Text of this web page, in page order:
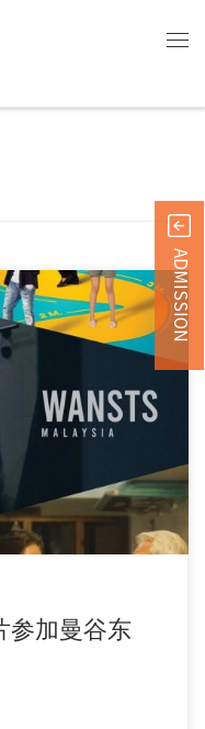
参加曼谷东
ADMISSION